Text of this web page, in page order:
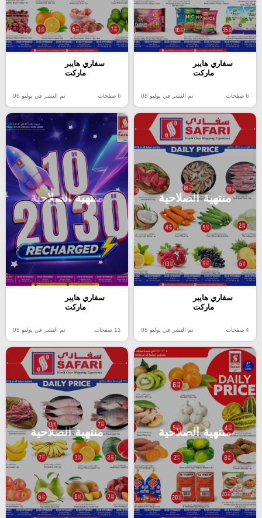
سفاري هايبر
ماركت
6 صفحات تم النشر في يوليو 08
سفاري هايبر
ماركت
6 صفحات تم النشر في يوليو 06
منتهية الصلاحية
سفاري هايبر
ماركت
4 صفحات تم النشر في يوليو 05
منتهية الصلاحية
سفاري هايبر
ماركت
11 صفحات تم النشر في يوليو 05
منتهية الصلاحية منتهية الصلاحية